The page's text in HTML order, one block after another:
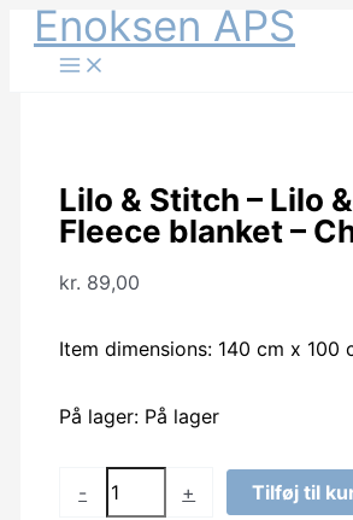
Enoksen APS
Lilo & Stitch – Lilo
Fleece blanket –
kr. 89,00
Item dimensions: 140 cm x 100
På lager: På lager
- +
Tilføj til